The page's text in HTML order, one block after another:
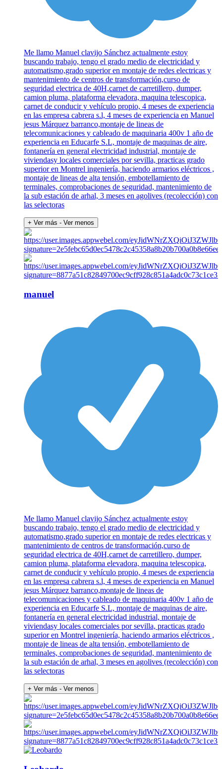
Me llamo Manuel clavijo Sánchez actualmente estoy
buscando trabajo, tengo el grado medio de electricidad y
automatismo,grado superior en montaje de redes electricas y
mantenimiento de centros de transformación,curso de
seguridad electrica de 40H,carnet de carretillero, dumper,
camion pluma, plataforma elevadora, maquina telescopica,
carnet de conducir y vehículo propio, 4 meses de experiencia
en las empresa cabrera s.l, 4 meses de experiencia en Manuel
jesus Márquez barranco,montaje de lineas de
telecomunicaciones y cableado de maquinaria 400v 1 año de
experiencia en Educarfe S.L, montaje de maquinas de aire,
fontanería en general electricidad industrial, montaje de
viviendasy locales comerciales por sevilla, practicas grado
superior en Montrel ingeniería, haciendo armarios eléctricos ,
montaje de lineas de alta tensión, embotellamiento de
terminales, comprobaciones de seguridad, mantenimiento de
la sub estación de arhal, 3 meses en agolives (recolección) con
las selectoras
+ Ver más - Ver menos
manuel
Me llamo Manuel clavijo Sánchez actualmente estoy
buscando trabajo, tengo el grado medio de electricidad y
automatismo,grado superior en montaje de redes electricas y
mantenimiento de centros de transformación,curso de
seguridad electrica de 40H,carnet de carretillero, dumper,
camion pluma, plataforma elevadora, maquina telescopica,
carnet de conducir y vehículo propio, 4 meses de experiencia
en las empresa cabrera s.l, 4 meses de experiencia en Manuel
jesus Márquez barranco,montaje de lineas de
telecomunicaciones y cableado de maquinaria 400v 1 año de
experiencia en Educarfe S.L, montaje de maquinas de aire,
fontanería en general electricidad industrial, montaje de
viviendasy locales comerciales por sevilla, practicas grado
superior en Montrel ingeniería, haciendo armarios eléctricos ,
montaje de lineas de alta tensión, embotellamiento de
terminales, comprobaciones de seguridad, mantenimiento de
la sub estación de arhal, 3 meses en agolives (recolección) con
las selectoras
+ Ver más - Ver menos